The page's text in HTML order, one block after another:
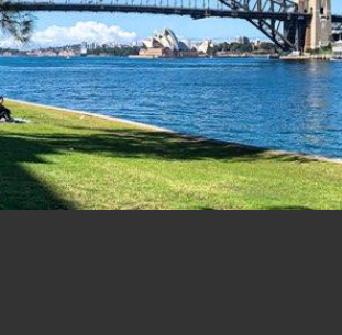
外交部長林佳龍接
副總統接見美參議
外交部長林佳龍午
外交部長林佳龍接
臺美經貿談判獲階
外交部與數位發展
外交部長林佳龍主